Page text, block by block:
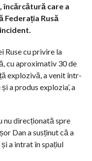
care a
Rusă
Ruse cu privire la
cu aproximativ 30 de
explozivă, a venit într-
a produs explozia’, a
nu direcționată spre
Dan a susținut că a
a intrat în spațiul